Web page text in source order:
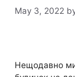
May 3, 2022
Нещодавно ми